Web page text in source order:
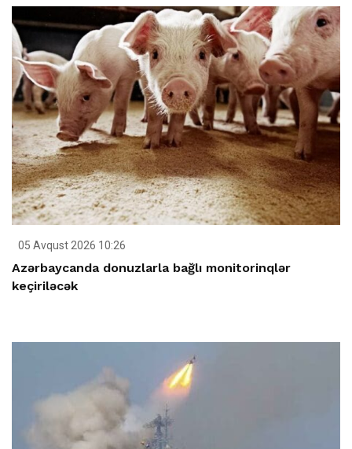
05 Avqust 2026 10:26
Azərbaycanda donuzlarla bağlı monitorinqlər
keçiriləcək